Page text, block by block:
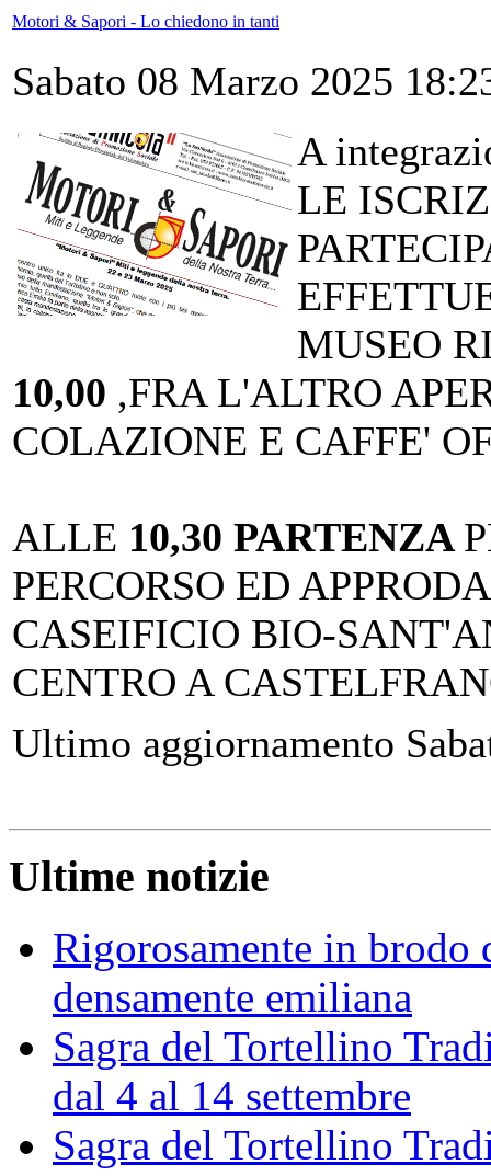
Motori & Sapori - Lo chiedono in tanti
Sabato 08 Marzo 2025
A
LE
MUSEO
10,00 ,FRA L'ALTRO
COLAZIONE E CAFFE'
ALLE 10,30 PARTENZA
PERCORSO ED
CASEIFICIO BIO-
CENTRO A
Ultimo aggiornamento
Ultime notizie
Rigorosamente in brodo
densamente emiliana
Sagra del Tortellino
dal 4 al 14 settembre
Sagra del Tortellino